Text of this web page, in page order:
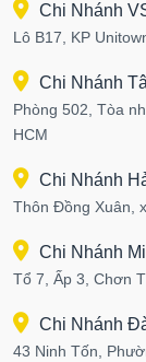
Chi Nhánh
Lô B17, KP
Chi Nhánh
Phòng 502, Tòa
HCM
Chi Nhánh
Thôn Đồng Xuân,
Chi Nhánh
Tổ 7, Ấp 3, Chơn
Chi Nhánh
43 Ninh Tốn,